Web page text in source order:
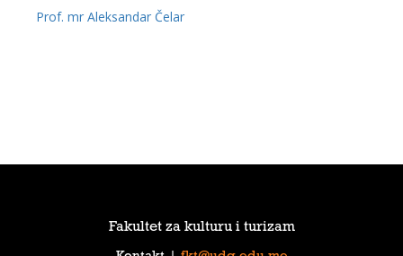
Prof. mr Aleksandar Čelar
Fakultet za kulturu i turizam